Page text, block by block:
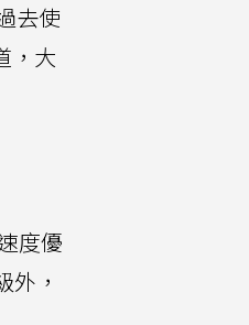
去使
，大
度優
，